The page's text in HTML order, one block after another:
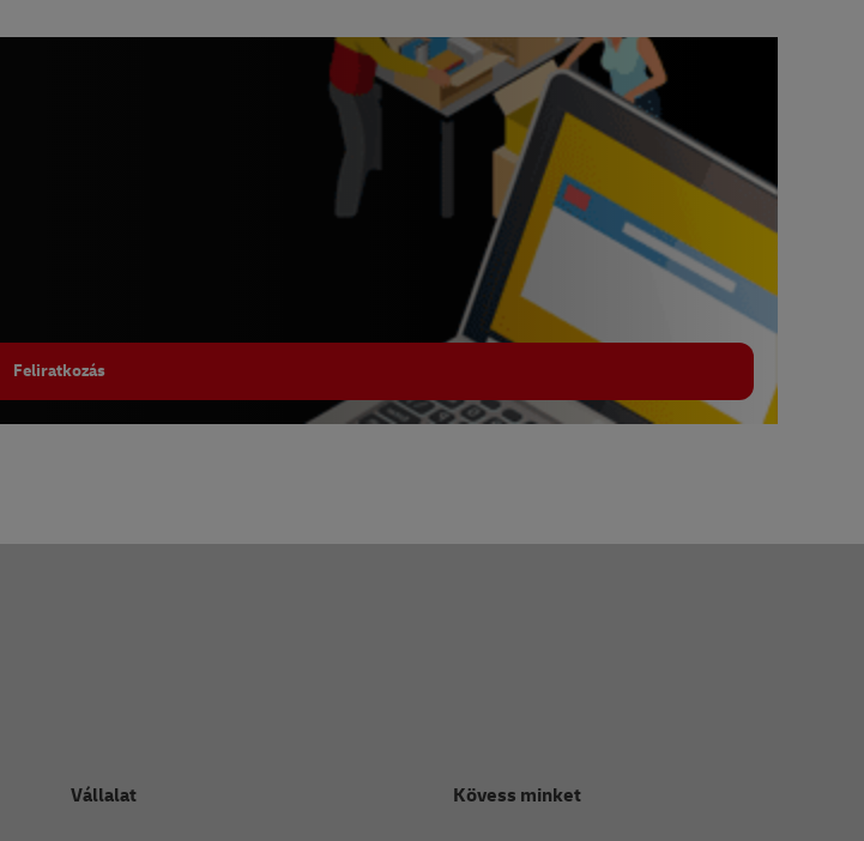
Feliratkozás
Vállalat Kövess minket